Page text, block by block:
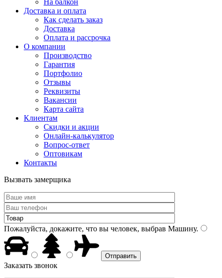
На балкон
Доставка и оплата
Как сделать заказ
Доставка
Оплата и рассрочка
О компании
Производство
Гарантия
Портфолио
Отзывы
Реквизиты
Вакансии
Карта сайта
Клиентам
Скидки и акции
Онлайн-калькулятор
Вопрос-ответ
Оптовикам
Контакты
Вызвать замерщика
Пожалуйста, докажите, что вы человек, выбрав Машину.
Заказать звонок